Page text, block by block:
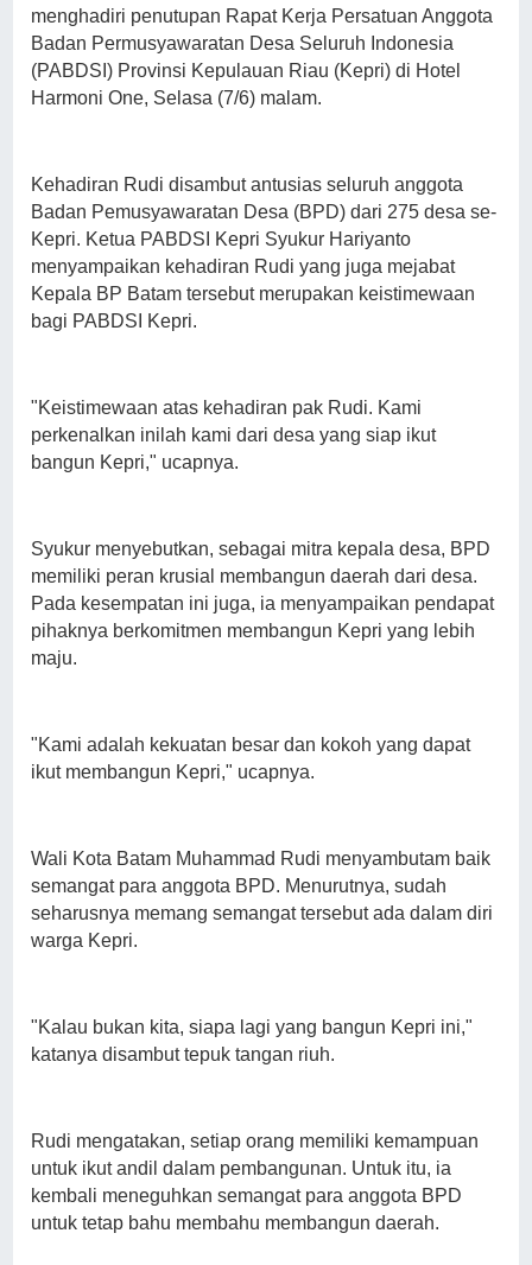
menghadiri penutupan Rapat Kerja Persatuan Anggota
Badan Permusyawaratan Desa Seluruh Indonesia
(PABDSI) Provinsi Kepulauan Riau (Kepri) di Hotel
Harmoni One, Selasa (7/6) malam.
Kehadiran Rudi disambut antusias seluruh anggota
Badan Pemusyawaratan Desa (BPD) dari 275 desa se-
Kepri. Ketua PABDSI Kepri Syukur Hariyanto
menyampaikan kehadiran Rudi yang juga mejabat
Kepala BP Batam tersebut merupakan keistimewaan
bagi PABDSI Kepri.
"Keistimewaan atas kehadiran pak Rudi. Kami
perkenalkan inilah kami dari desa yang siap ikut
bangun Kepri," ucapnya.
Syukur menyebutkan, sebagai mitra kepala desa, BPD
memiliki peran krusial membangun daerah dari desa.
Pada kesempatan ini juga, ia menyampaikan pendapat
pihaknya berkomitmen membangun Kepri yang lebih
maju.
"Kami adalah kekuatan besar dan kokoh yang dapat
ikut membangun Kepri," ucapnya.
Wali Kota Batam Muhammad Rudi menyambutam baik
semangat para anggota BPD. Menurutnya, sudah
seharusnya memang semangat tersebut ada dalam diri
warga Kepri.
"Kalau bukan kita, siapa lagi yang bangun Kepri ini,"
katanya disambut tepuk tangan riuh.
Rudi mengatakan, setiap orang memiliki kemampuan
untuk ikut andil dalam pembangunan. Untuk itu, ia
kembali meneguhkan semangat para anggota BPD
untuk tetap bahu membahu membangun daerah.